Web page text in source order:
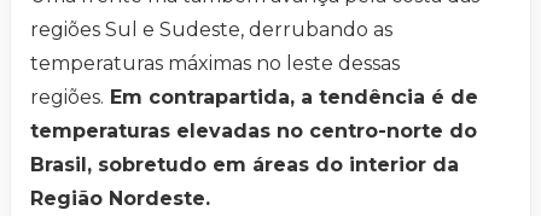
regiões Sul e Sudeste, derrubando as
temperaturas máximas no leste dessas
regiões. Em contrapartida, a tendência é de
temperaturas elevadas no centro-norte do
Brasil, sobretudo em áreas do interior da
Região Nordeste.